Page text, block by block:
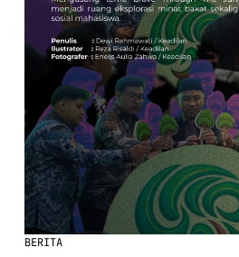
BERITA